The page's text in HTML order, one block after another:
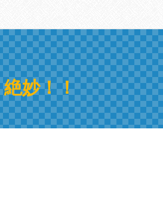
絶妙！！